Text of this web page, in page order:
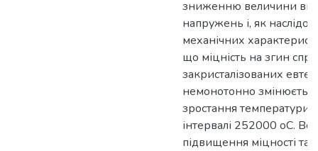
зниженню величини
напружень і, як
механічних
що міцність на згин
закристалізованих
немонотонно
зростання температури
інтервалі 252000 оС.
підвищення міцності